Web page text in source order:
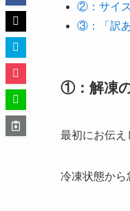
②：サイ
③：「訳
①：解凍
最初にお伝え
冷凍状態から